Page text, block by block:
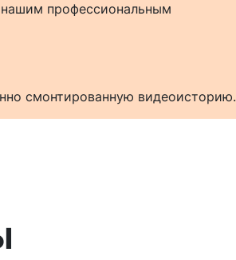
профессиональным
смонтированную видеоисторию.